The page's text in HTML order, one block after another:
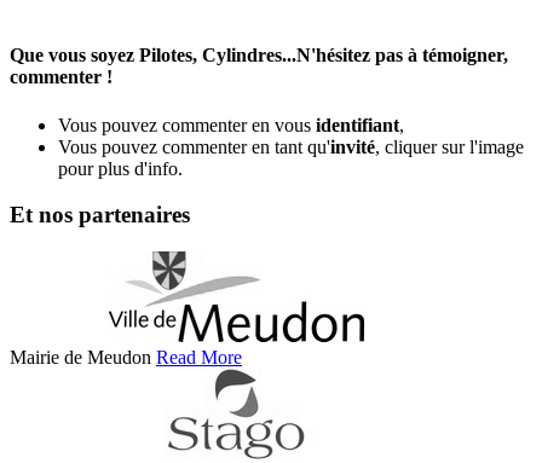
Que vous soyez Pilotes, Cylindres...N'hésitez pas à témoigner,
commenter !
Vous pouvez commenter en vous identifiant,
Vous pouvez commenter en tant qu'invité, cliquer sur l'image
pour plus d'info.
Et nos partenaires
Mairie de Meudon Read More